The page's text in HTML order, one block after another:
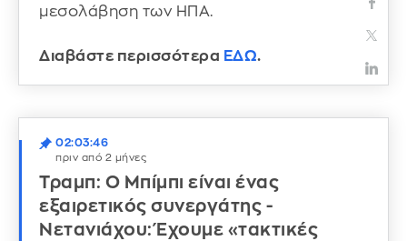
μεσολάβηση των ΗΠΑ.
Διαβάστε περισσότερα ΕΔΩ.
02:03:46
πριν από 2 μήνες
Τραμπ: Ο Μπίμπι είναι ένας
εξαιρετικός συνεργάτης -
Νετανιάχου: Έχουμε «τακτικές